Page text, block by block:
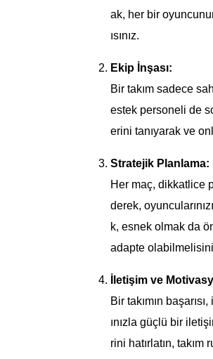
ak, her bir
ısınız.
Ekip İnşası:
Bir takım sadece
estek personeli de
erini tanıyarak ve
Stratejik Planlama:
Her maç, dikkatlice
derek,
k, esnek olmak da
adapte
İletişim ve
Bir takımın
ınızla güçlü bir
rini hatırlatın,